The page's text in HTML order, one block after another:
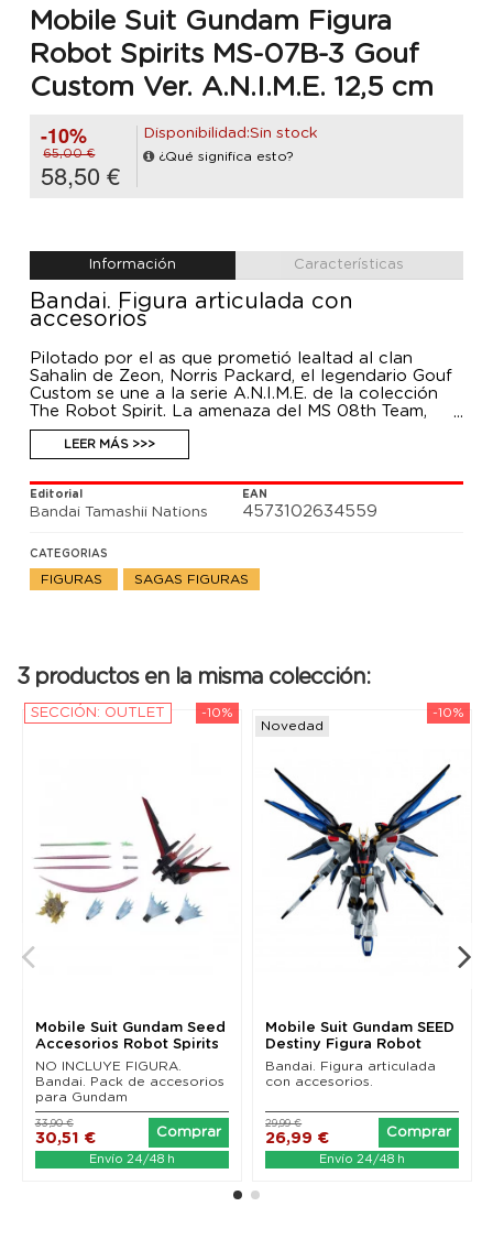
Mobile Suit Gundam Figura
Robot Spirits MS-07B-3 Gouf
Custom Ver. A.N.I.M.E. 12,5 cm
-10%
65,00 €
58,50 €
Disponibilidad:Sin stock
¿Qué significa esto?
Información Características
Bandai. Figura articulada con
accesorios
Pilotado por el as que prometió lealtad al clan
Sahalin de Zeon, Norris Packard, el legendario Gouf
Custom se une a la serie A.N.I.M.E. de la colección
The Robot Spirit. La amenaza del MS 08th Team,
incluye una carga completa de armas con cañón
Gatling, escudo y más para exhibir en la
configuración que desee. Además el set se ocmpone
de cuerpo principal, cuatro pares de manos
opcionales, plataforma de almacenamiento de
manos, cañón Gatling de tres cañones, escudo
efectos varios.
LEER MÁS >>>
Editorial
Bandai Tamashii Nations
EAN
4573102634559
CATEGORIAS
FIGURAS SAGAS FIGURAS
3 productos en la misma colección:
-10%
SECCIÓN: OUTLET
Mobile Suit Gundam Seed
Accesorios Robot Spirits
(SIDE MS)...
NO INCLUYE FIGURA.
Bandai. Pack de accesorios
para Gundam
30,51 €
33,90 €
Comprar
Envío 24/48 h
-10%
Novedad
Mobile Suit Gundam SEED
Destiny Figura Robot
Spirits...
Bandai. Figura articulada
con accesorios.
26,99 €
29,99 €
Comprar
Envío 24/48 h